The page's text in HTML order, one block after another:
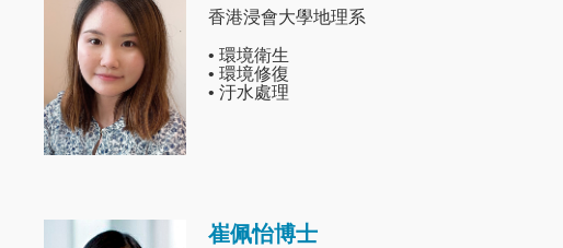
香港浸會大學地理系
• 環境衛生
• 環境修復
• 汙水處理
Image 崔佩怡博士